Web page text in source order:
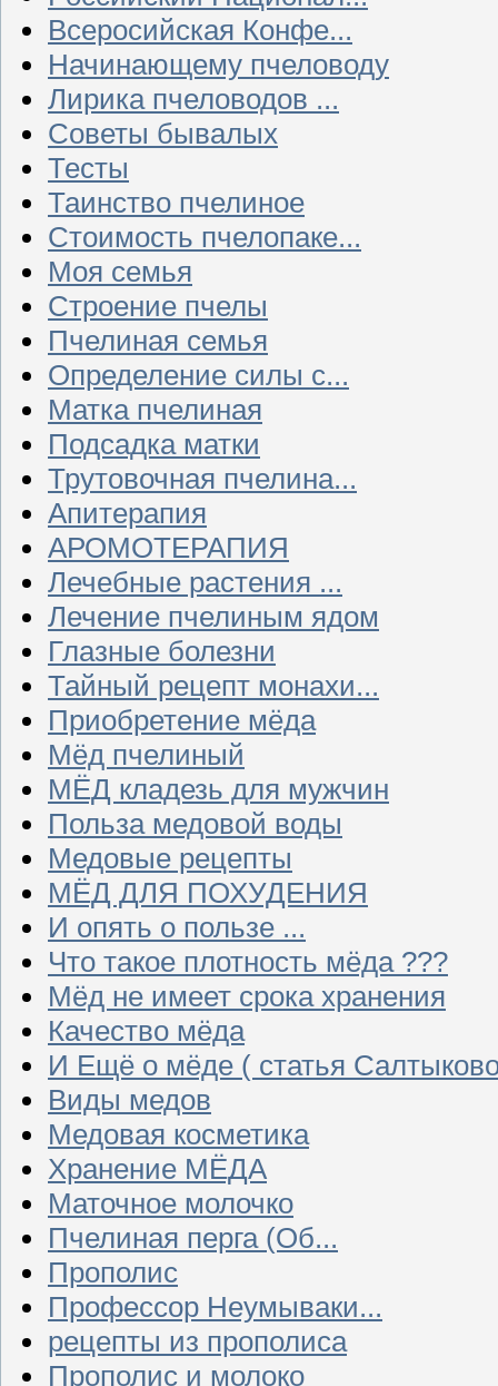
Всеросийская Конфе...
Начинающему пчеловоду
Лирика пчеловодов ...
Советы бывалых
Тесты
Таинство пчелиное
Стоимость пчелопаке...
Моя семья
Строение пчелы
Пчелиная семья
Определение силы с...
Матка пчелиная
Подсадка матки
Трутовочная пчелина...
Апитерапия
АРОМОТЕРАПИЯ
Лечебные растения ...
Лечение пчелиным ядом
Глазные болезни
Тайный рецепт монахи...
Приобретение мёда
Мёд пчелиный
МЁД кладезь для мужчин
Польза медовой воды
Медовые рецепты
МЁД ДЛЯ ПОХУДЕНИЯ
И опять о пользе ...
Что такое плотность мёда ???
Мёд не имеет срока хранения
Качество мёда
И Ещё о мёде ( статья
Виды медов
Медовая косметика
Хранение МЁДА
Маточное молочко
Пчелиная перга (Об...
Прополис
Профессор Неумываки...
рецепты из прополиса
Прополис и молоко